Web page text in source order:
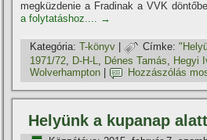
megküzdenie a Fradinak a VVK
a folytatáshoz....
→
Kategória: T-könyv Címke:
1971/72 D-H-L Dénes Tamás Hegyi
Wolverhampton
Hozzászólás
Helyünk a kupanap